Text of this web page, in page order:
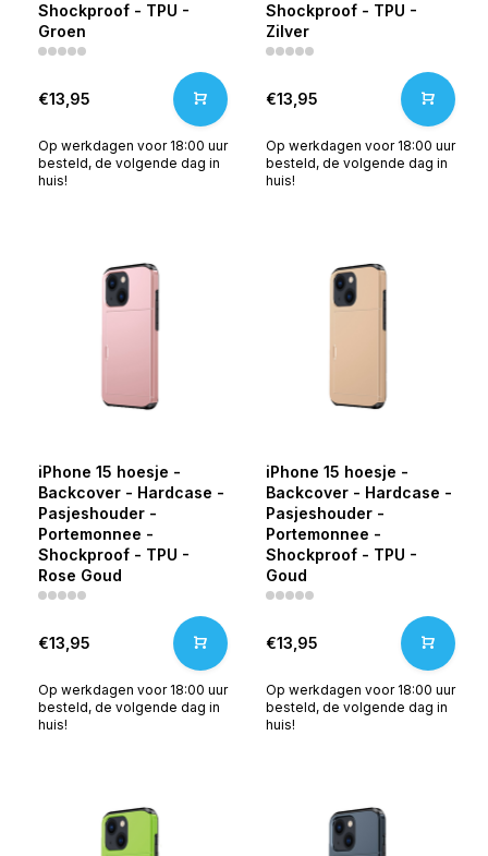
Shockproof - TPU -
Groen
€13,95
Op werkdagen voor 18:00 uur
besteld, de volgende dag in
huis!
Shockproof - TPU -
Zilver
€13,95
Op werkdagen voor 18:00 uur
besteld, de volgende dag in
huis!
iPhone 15 hoesje -
Backcover - Hardcase -
Pasjeshouder -
Portemonnee -
Shockproof - TPU -
Rose Goud
€13,95
Op werkdagen voor 18:00 uur
besteld, de volgende dag in
huis!
iPhone 15 hoesje -
Backcover - Hardcase -
Pasjeshouder -
Portemonnee -
Shockproof - TPU -
Goud
€13,95
Op werkdagen voor 18:00 uur
besteld, de volgende dag in
huis!